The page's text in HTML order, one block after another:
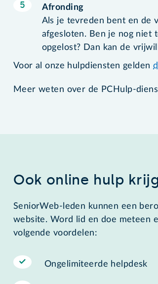
Afronding
Als je tevreden bent en de
afgesloten. Ben je nog niet
opgelost? Dan kan de
Voor al onze hulpdiensten gelden
Meer weten over de PCHulp-
Ook online hulp
SeniorWeb-leden kunnen een
website. Word lid en doe meteen
volgende voordelen:
Ongelimiteerde helpdesk